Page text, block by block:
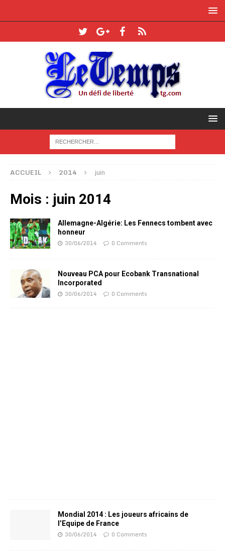
ACCUEIL 2014 juin
Mois : juin 2014
Allemagne-Algérie: Les Fennecs tombent avec
honneur
30/06/2014 0 Comments
Nouveau PCA pour Ecobank Transnational
Incorporated
30/06/2014 0 Comments
Mondial 2014 : Les joueurs africains de
l’Equipe de France
30/06/2014 0 Comments